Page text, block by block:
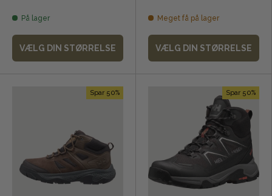
På lager
VÆLG DIN STØRRELSE
Meget få på lager
VÆLG DIN STØRRELSE
Spar 50% Spar 50%